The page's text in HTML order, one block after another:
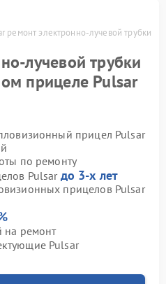
ремонт электронно-лучевой трубки
лучевой трубки
прицеле Pulsar
прицел Pulsar
по ремонту
Pulsar до 3-х лет
прицелов Pulsar
на ремонт
Pulsar